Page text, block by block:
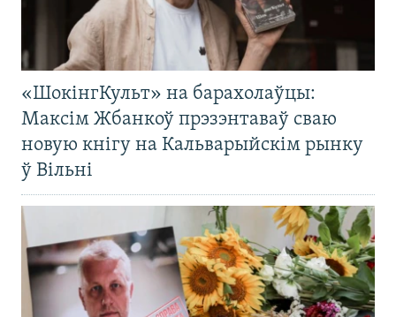
«ШокінгКульт» на барахолаўцы:
Максім Жбанкоў прэзэнтаваў сваю
новую кнігу на Кальварыйскім рынку
ў Вільні